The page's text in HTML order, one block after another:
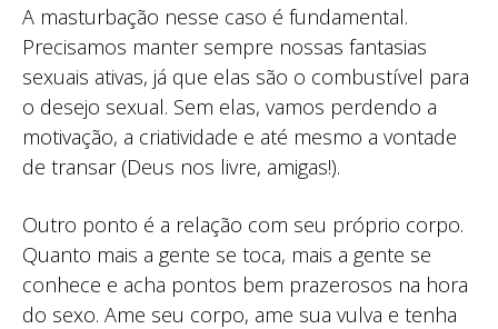
A masturbação nesse caso é fundamental.
Precisamos manter sempre nossas fantasias
sexuais ativas, já que elas são o combustível para
o desejo sexual. Sem elas, vamos perdendo a
motivação, a criatividade e até mesmo a vontade
de transar (Deus nos livre, amigas!).
Outro ponto é a relação com seu próprio corpo.
Quanto mais a gente se toca, mais a gente se
conhece e acha pontos bem prazerosos na hora
do sexo. Ame seu corpo, ame sua vulva e tenha